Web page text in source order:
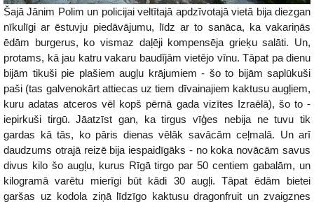
Šajā Jānim Polim un policijai veltītajā apdzīvotajā vietā bija diezgan
nīkulīgi ar ēstuvju piedāvājumu, līdz ar to sanāca, ka vakariņās
ēdām burgerus, ko vismaz daļēji kompensēja grieķu salāti. Un,
protams, kā jau katru vakaru baudījām vietējo vīnu. Tāpat pa dienu
bijām tikuši pie plašiem augļu krājumiem - šo to bijām saplūkuši
paši (tas galvenokārt attiecas uz tiem dīvainajiem kaktusu augļiem,
kuru adatas atceros vēl kopš pērnā gada vizītes Izraēlā), šo to -
iepirkuši tirgū. Jāatzīst gan, ka tirgus vīģes nebija ne tuvu tik
gardas kā tās, ko pāris dienas vēlāk savācām ceļmalā. Un arī
daudzums otrajā reizē bija iespaidīgāks - no koka novācām savus
divus kilo šo augļu, kurus Rīgā tirgo par 50 centiem gabalām, un
kilogramā varētu mierīgi būt kādi 30 augļi. Tāpat ēdām bietei
garšas uz kodola ziņā līdzīgo kaktusu dragonfruit un zvaigznes